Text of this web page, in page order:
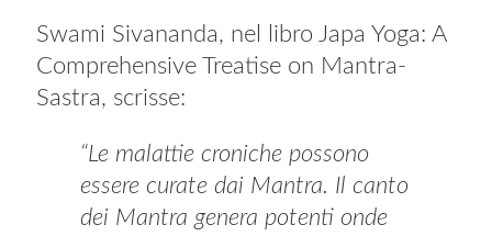
Swami Sivananda, nel libro Japa Yoga: A
Comprehensive Treatise on Mantra-
Sastra, scrisse:
“Le malattie croniche possono
essere curate dai Mantra. Il canto
dei Mantra genera potenti onde